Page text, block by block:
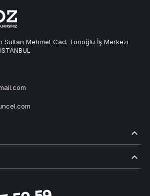
Sultan Mehmet Cad. Tonoğlu İş Merkezi